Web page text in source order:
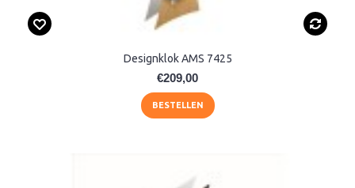
Designklok AMS 7425
€209,00
BESTELLEN